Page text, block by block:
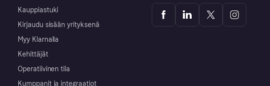
Kauppiastuki
Kirjaudu sisään yrityksenä
Myy Klarnalla
Kehittäjät
Operatiivinen tila
Kumppanit ja integraatiot